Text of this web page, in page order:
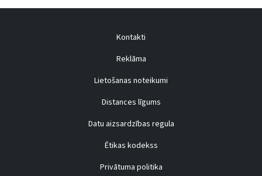
Kontakti
Reklāma
Lietošanas noteikumi
Distances līgums
Datu aizsardzības regula
Ētikas kodekss
Privātuma politika